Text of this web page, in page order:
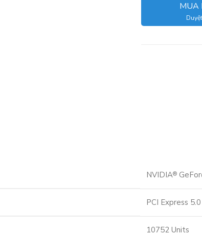
MUA
NVIDIA®
PCI Express 5.0
10752 Units